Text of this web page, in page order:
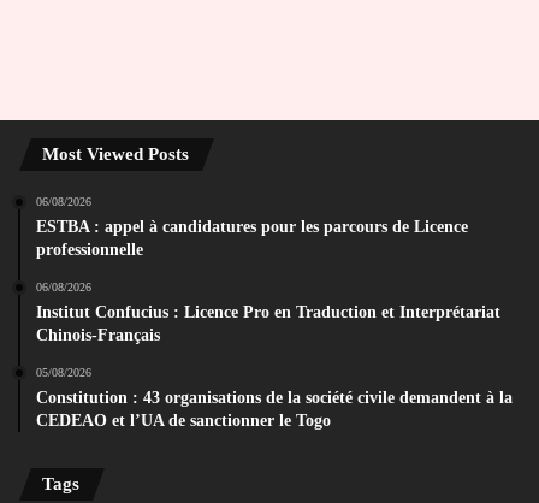
Most Viewed Posts
06/08/2026
ESTBA : appel à candidatures pour les parcours de Licence
professionnelle
06/08/2026
Institut Confucius : Licence Pro en Traduction et Interprétariat
Chinois-Français
05/08/2026
Constitution : 43 organisations de la société civile demandent à la
CEDEAO et l’UA de sanctionner le Togo
Tags